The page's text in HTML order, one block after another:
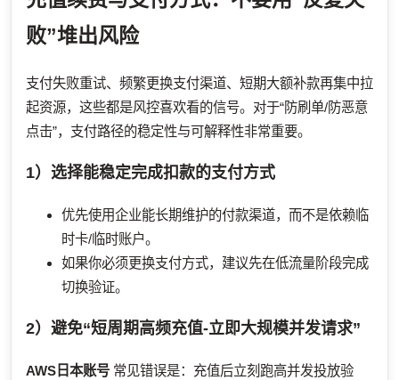
败”堆出风险
支付失败重试、频繁更换支付渠道、短期大额补款再集中拉
起资源，这些都是风控喜欢看的信号。对于“防刷单/防恶意
点击”，支付路径的稳定性与可解释性非常重要。
1）选择能稳定完成扣款的支付方式
优先使用企业能长期维护的付款渠道，而不是依赖临
时卡/临时账户。
如果你必须更换支付方式，建议先在低流量阶段完成
切换验证。
2）避免“短周期高频充值-立即大规模并发请求”
AWS日本账号 常见错误是：充值后立刻跑高并发投放验